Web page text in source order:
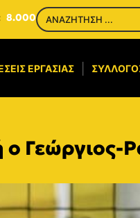
8.000
ΕΡΓΑΣΊΑΣ
ο